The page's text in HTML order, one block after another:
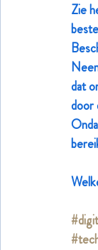
Zie
dat
door